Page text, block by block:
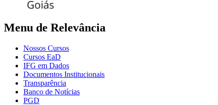
Menu de Relevância
Nossos Cursos
Cursos EaD
IFG em Dados
Documentos Institucionais
Transparência
Banco de Notícias
PGD